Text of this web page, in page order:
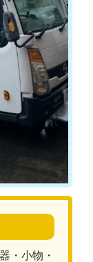
・小物・